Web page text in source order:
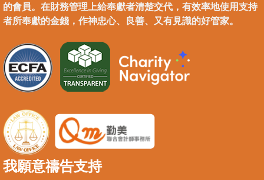
的會員。在財務管理上給奉獻者清楚交代，有效率地使用支持
者所奉獻的金錢，作神忠心、良善、又有見識的好管家。
我願意禱告支持